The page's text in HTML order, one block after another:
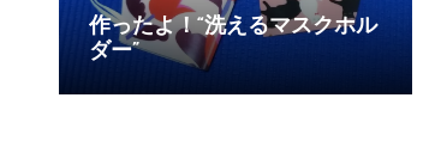
作ったよ！“洗えるマスクホル
ダー”